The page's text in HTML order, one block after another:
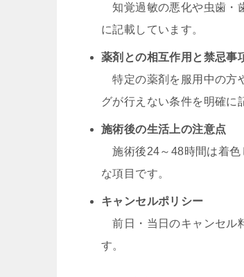
知覚過敏の悪化や虫歯・
に記載しています。
薬剤との相互作用と禁忌事
特定の薬剤を服用中の方
グが行えない条件を明確に
施術後の生活上の注意点
施術後24～48時間は着色
な項目です。
キャンセルポリシー
前日・当日のキャンセル
す。